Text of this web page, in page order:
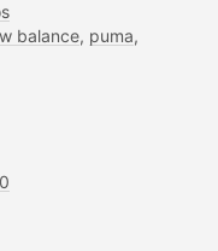
balance, puma,